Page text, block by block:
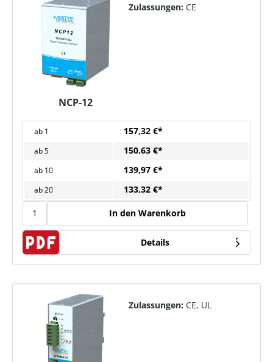
NCP-12
Zulassungen: CE
ab 1 157,32 €*
ab5 150,63 €*
ab 10 139,97 €*
ab20 133,32 €*
In den Warenkorb
Details
Zulassungen: CE, UL